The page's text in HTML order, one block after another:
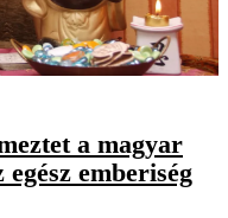
a magyar
emberiség